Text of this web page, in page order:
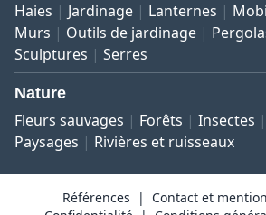
Haies
Jardinage Lanternes
Murs
Outils de jardinage
Sculptures
Serres
Nature
Fleurs sauvages Forêts Insectes
Paysages
Rivières et ruisseaux
Références
Contact et